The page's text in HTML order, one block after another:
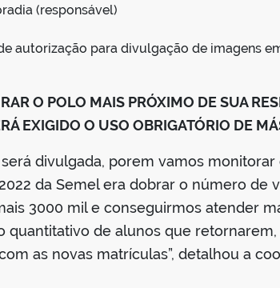
(responsável)
autorização para divulgação de imagens
O POLO MAIS PRÓXIMO DE SUA
EXIGIDO O USO OBRIGATÓRIO DE
divulgada, porem vamos
da Semel era dobrar o número de
3000 mil e conseguirmos atender
de alunos que
as novas matrículas”, detalhou a